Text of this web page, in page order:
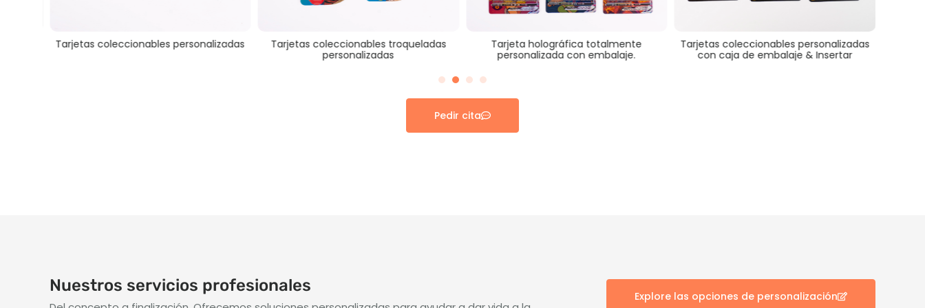
Tarjetas coleccionables personalizadas
Tarjetas coleccionables troqueladas
personalizadas
Tarjeta holográfica totalmente
personalizada con embalaje.
Tarjetas coleccionables personalizadas
con caja de embalaje & Insertar
Tarjetas
Pedir cita
Nuestros servicios profesionales
Explore las opciones de personalización